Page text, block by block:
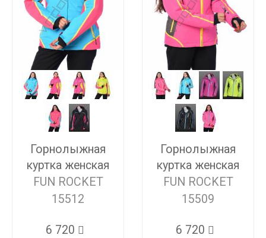
Горнолыжная
куртка женская
FUN ROCKET
15512
6 720
Горнолыжная
куртка женская
FUN ROCKET
15509
6 720